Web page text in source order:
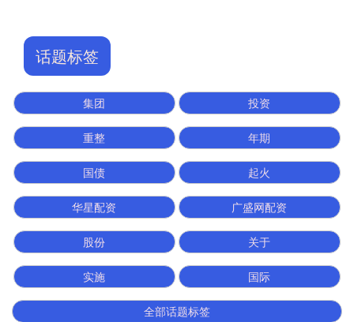
话题标签
集团 投资
重整 年期
国债 起火
华星配资 广盛网配资
股份 关于
实施 国际
全部话题标签